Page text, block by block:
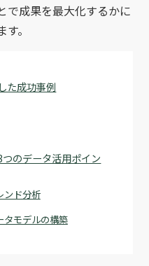
で成果を最大化するかに
。
た成功事例
のデータ活用ポイン
ンド分析
タモデルの構築